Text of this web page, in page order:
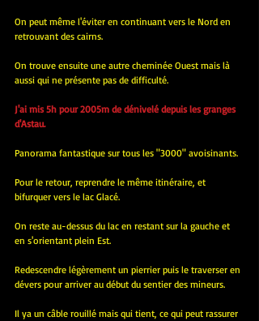
On peut même l'éviter en continuant vers le Nord en
retrouvant des cairns.
On trouve ensuite une autre cheminée Ouest mais là
aussi qui ne présente pas de difficulté.
J'ai mis 5h pour 2005m de dénivelé depuis les granges
d'Astau.
Panorama fantastique sur tous les "3000" avoisinants.
Pour le retour, reprendre le même itinéraire, et
bifurquer vers le lac Glacé.
On reste au-dessus du lac en restant sur la gauche et
en s'orientant plein Est.
Redescendre légèrement un pierrier puis le traverser en
dévers pour arriver au début du sentier des mineurs.
Il ya un câble rouillé mais qui tient, ce qui peut rassurer